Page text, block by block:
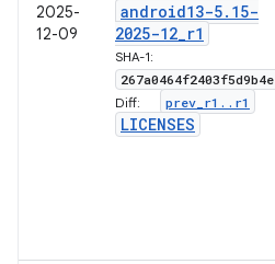
2025-
12-09
android13-5. 15-
2025-12_r1
SHA-1:
267a0464f2403f5d9b4e
Diff: prev r1 . . r1
LICENSES